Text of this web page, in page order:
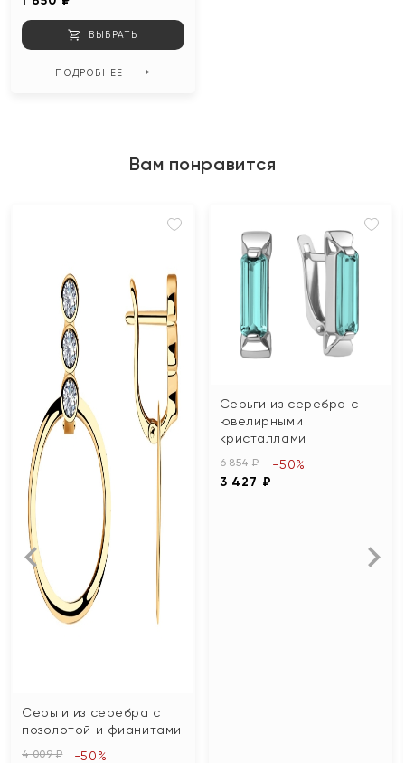
ВЫБРАТЬ
ПОДРОБНЕЕ
Вам понравится
Серьги из серебра с
позолотой и фианитами
4 009 ₽ -50%
Серьги из серебра с
ювелирными
кристаллами
6 854 ₽
3 427 ₽
-50%